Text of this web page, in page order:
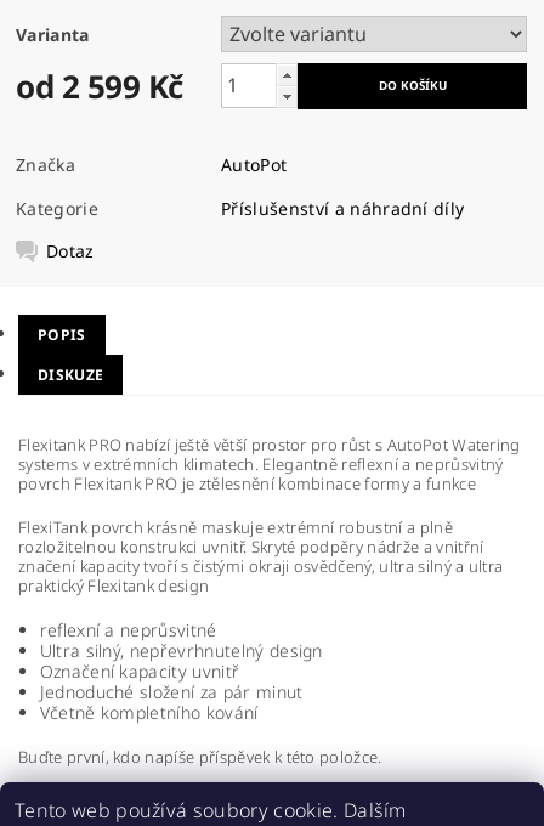
Varianta
od 2 599 Kč
Značka
AutoPot
Kategorie
Příslušenství a náhradní díly
Dotaz
POPIS
DISKUZE
Flexitank PRO nabízí ještě větší prostor pro růst s AutoPot Watering
systems v extrémních klimatech. Elegantně reflexní a neprůsvitný
povrch Flexitank PRO je ztělesnění kombinace formy a funkce
FlexiTank povrch krásně maskuje extrémní robustní a plně
rozložitelnou konstrukci uvnitř. Skryté podpěry nádrže a vnitřní
značení kapacity tvoří s čistými okraji osvědčený, ultra silný a ultra
praktický Flexitank design
reflexní a neprůsvitné
Ultra silný, nepřevrhnutelný design
Označení kapacity uvnitř
Jednoduché složení za pár minut
Včetně kompletního kování
Buďte první, kdo napíše příspěvek k této položce.
Přidat komentář
Tento web používá soubory cookie. Dalším